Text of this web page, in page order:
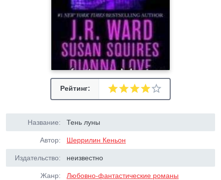
Рейтинг:
Название: Тень луны
Автор: Шеррилин Кеньон
Издательство: неизвестно
Жанр: Любовно-фантастические романы